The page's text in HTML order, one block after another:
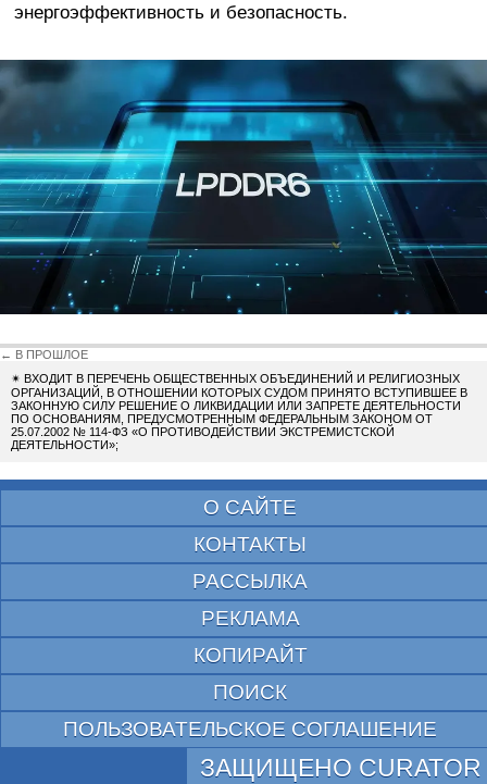
энергоэффективность и безопасность.
← В ПРОШЛОЕ
✴ ВХОДИТ В ПЕРЕЧЕНЬ ОБЩЕСТВЕННЫХ ОБЪЕДИНЕНИЙ И РЕЛИГИОЗНЫХ
ОРГАНИЗАЦИЙ, В ОТНОШЕНИИ КОТОРЫХ СУДОМ ПРИНЯТО ВСТУПИВШЕЕ В
ЗАКОННУЮ СИЛУ РЕШЕНИЕ О ЛИКВИДАЦИИ ИЛИ ЗАПРЕТЕ ДЕЯТЕЛЬНОСТИ
ПО ОСНОВАНИЯМ, ПРЕДУСМОТРЕННЫМ ФЕДЕРАЛЬНЫМ ЗАКОНОМ ОТ
25.07.2002 № 114-ФЗ «О ПРОТИВОДЕЙСТВИИ ЭКСТРЕМИСТСКОЙ
ДЕЯТЕЛЬНОСТИ»;
О САЙТЕ
КОНТАКТЫ
РАССЫЛКА
РЕКЛАМА
КОПИРАЙТ
ПОИСК
ПОЛЬЗОВАТЕЛЬСКОЕ СОГЛАШЕНИЕ
ЗАЩИЩЕНО CURATOR